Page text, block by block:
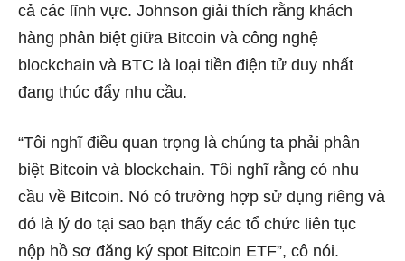
cả các lĩnh vực. Johnson giải thích rằng khách
hàng phân biệt giữa Bitcoin và công nghệ
blockchain và BTC là loại tiền điện tử duy nhất
đang thúc đẩy nhu cầu.
“Tôi nghĩ điều quan trọng là chúng ta phải phân
biệt Bitcoin và blockchain. Tôi nghĩ rằng có nhu
cầu về Bitcoin. Nó có trường hợp sử dụng riêng và
đó là lý do tại sao bạn thấy các tổ chức liên tục
nộp hồ sơ đăng ký spot Bitcoin ETF”, cô nói.